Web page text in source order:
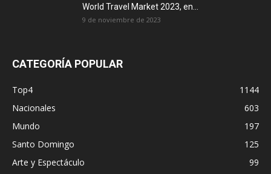
World Travel Market 2023, en...
9 de noviembre de 2023
CATEGORÍA POPULAR
Top4
1144
Nacionales
603
Mundo
197
Santo Domingo
125
Arte y Espectáculo
99